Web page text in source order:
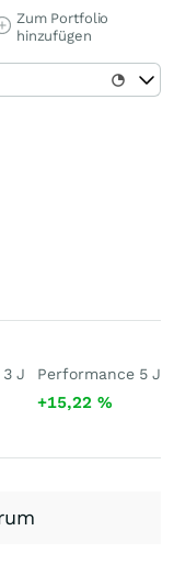
Zum Portfolio
hinzufügen
J Performance 5 J
+15,22 %